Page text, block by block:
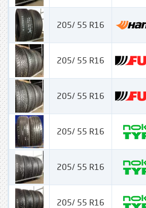
205/ 55 R16
205/ 55 R16
205/ 55 R16
205/ 55 R16
205/ 55 R16
205/ 55 R16